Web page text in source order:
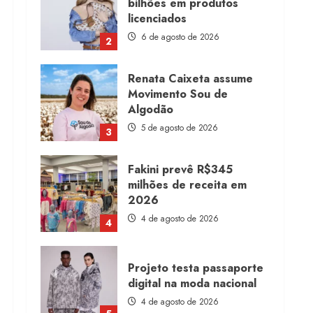
2
licenciados
6 de agosto de 2026
3
Renata Caixeta assume
Movimento Sou de
Algodão
5 de agosto de 2026
4
Fakini prevê R$345
milhões de receita em
2026
4 de agosto de 2026
Projeto testa passaporte
digital na moda nacional
4 de agosto de 2026